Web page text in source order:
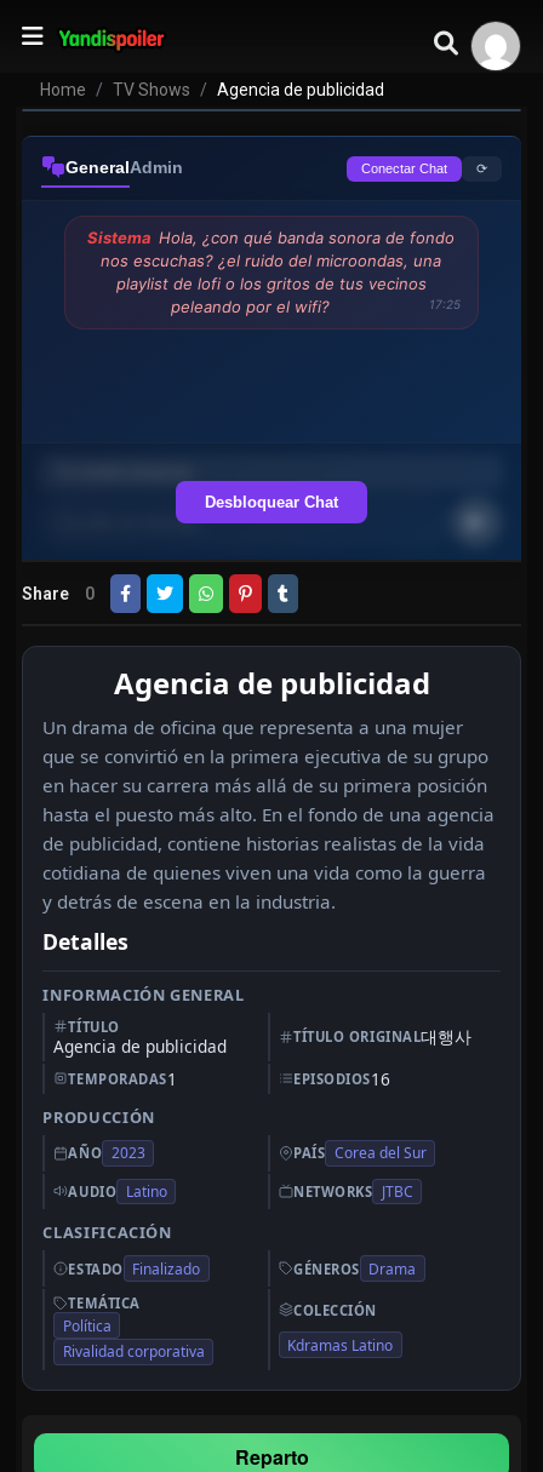
Home TV Shows Agencia de publicidad
GeneralAdmin Conectar Chat ⟳
Sistema Hola, ¿con qué banda sonora de fondo
nos escuchas? ¿el ruido del microondas, una
playlist de lofi o los gritos de tus vecinos
peleando por el wifi?
17:25
Desbloquear Chat
Share 0
Agencia de publicidad
Un drama de oficina que representa a una mujer
que se convirtió en la primera ejecutiva de su grupo
en hacer su carrera más allá de su primera posición
hasta el puesto más alto. En el fondo de una agencia
de publicidad, contiene historias realistas de la vida
cotidiana de quienes viven una vida como la guerra
y detrás de escena en la industria.
Detalles
INFORMACIÓN GENERAL
TÍTULO
Agencia de publicidad TÍTULO ORIGINAL대행사
TEMPORADAS1 EPISODIOS16
PRODUCCIÓN
AÑO 2023 PAÍS Corea del Sur
AUDIO Latino NETWORKS JTBC
CLASIFICACIÓN
ESTADO Finalizado GÉNEROS Drama
TEMÁTICA
Política
Rivalidad corporativa
COLECCIÓN
Kdramas Latino
Reparto